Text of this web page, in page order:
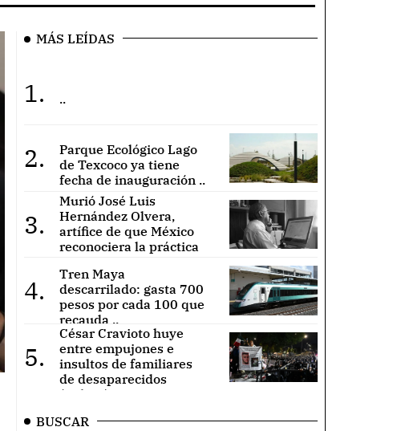
MÁS LEÍDAS
1. ..
2.
Parque Ecológico Lago
de Texcoco ya tiene
fecha de inauguración ..
3.
Murió José Luis
Hernández Olvera,
artífice de que México
reconociera la práctica
4.
Tren Maya
descarrilado: gasta 700
pesos por cada 100 que
recauda ..
5.
César Cravioto huye
entre empujones e
insultos de familiares
de desaparecidos
(Videos) ..
BUSCAR